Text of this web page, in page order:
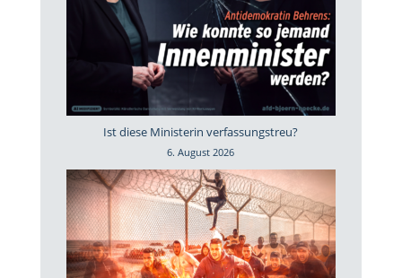
Ist diese Ministerin verfassungstreu?
6. August 2026